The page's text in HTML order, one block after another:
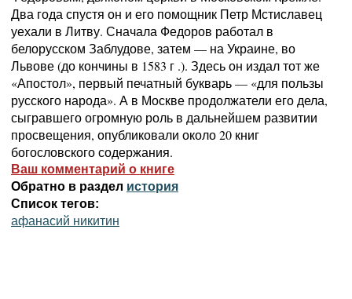
Два года спустя он и его помощник Петр Мстиславец
уехали в Литву. Сначала Федоров работал в
белорусском Заблудове, затем — на Украине, во
Львове (до кончины в 1583 г .). Здесь он издал тот же
«Апостол», первый печатный букварь — «для пользы
русского народа». А в Москве продолжатели его дела,
сыгравшего огромную роль в дальнейшем развитии
просвещения, опубликовали около 20 книг
богословского содержания.
Ваш комментарий о книге
Обратно в раздел история
Список тегов:
афанасий никитин